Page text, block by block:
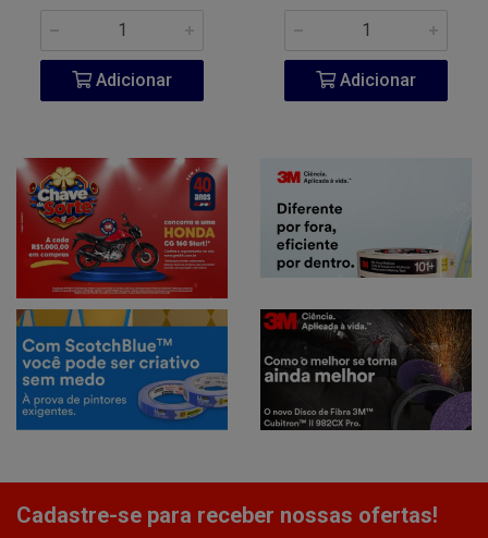
Adicionar Adicionar
Cadastre-se para receber nossas ofertas!